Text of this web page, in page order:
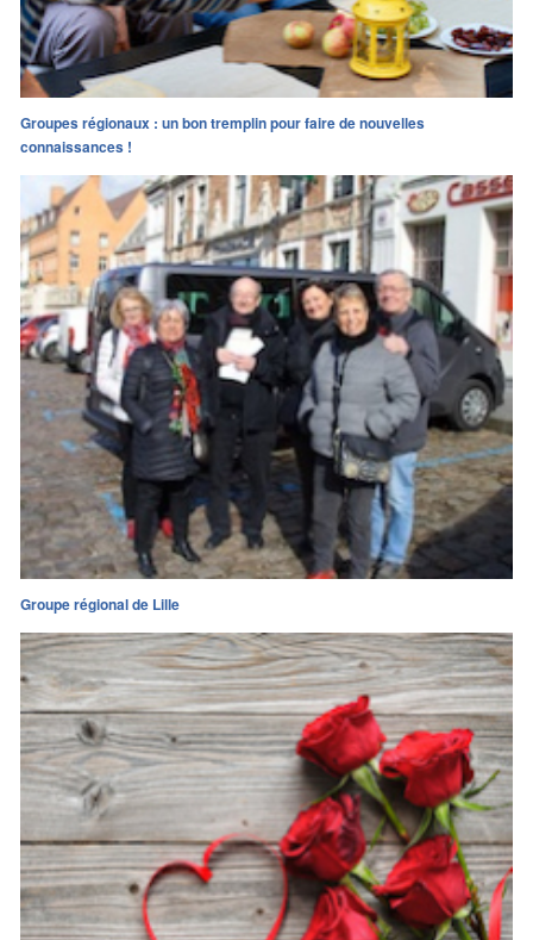
Groupes régionaux : un bon tremplin pour faire de nouvelles
connaissances !
Groupe régional de Lille